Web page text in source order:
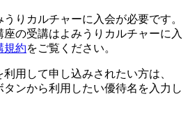
りカルチャーに入会が必要です。
の受講はよみうりカルチャーに入
規約をご覧ください。
用して申し込みされたい方は、
タンから利用したい優待名を入力し